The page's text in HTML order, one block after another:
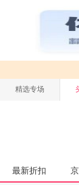
精选专场
最新折扣